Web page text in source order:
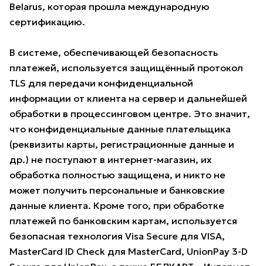
Belarus, которая прошла международную
сертификацию.
В системе, обеспечивающей безопасность
платежей, используется защищённый протокол
TLS для передачи конфиденциальной
информации от клиента на сервер и дальнейшей
обработки в процессинговом центре. Это значит,
что конфиденциальные данные плательщика
(реквизиты карты, регистрационные данные и
др.) не поступают в интернет-магазин, их
обработка полностью защищена, и никто не
может получить персональные и банковские
данные клиента. Кроме того, при обработке
платежей по банковским картам, используется
безопасная технология Visa Secure для VISA,
MasterCard ID Check для MasterCard, UnionPay 3-D